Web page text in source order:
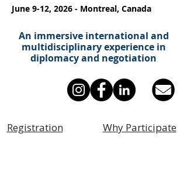
June 9-12, 2026 - Montreal, Canada
An immersive international and
multidisciplinary experience in
diplomacy and negotiation
Registration Why Participate